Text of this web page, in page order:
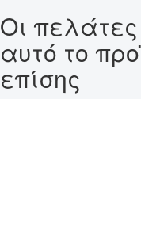
Οι
αυτό το
επίσης